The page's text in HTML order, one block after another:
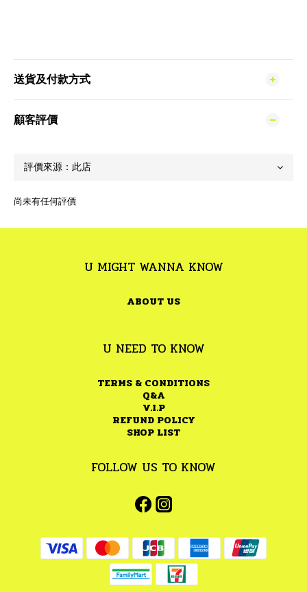
送貨及付款方式
顧客評價
尚未有任何評價
U MIGHT WANNA KNOW
ABOUT US
U NEED TO KNOW
TERMS & CONDITIONS
Q&A
V.I.P
REFUND POLICY
SHOP LIST
FOLLOW US TO KNOW